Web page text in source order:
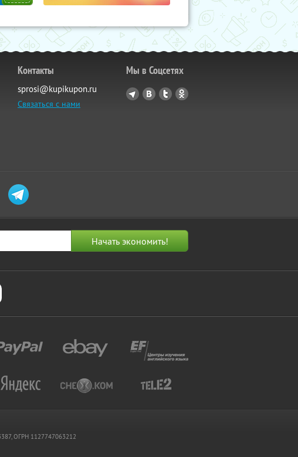
Контакты
sprosi@kupikupon.ru
Связаться с нами
Мы в Соцсетях
ОГРН 1127747063212